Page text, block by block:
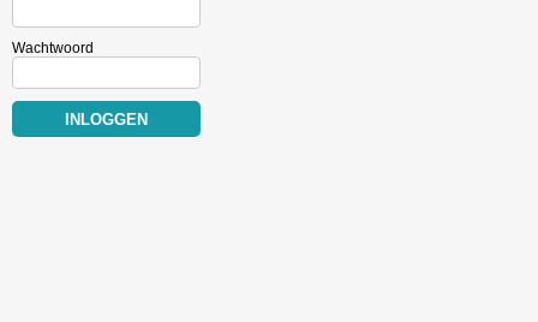
Wachtwoord